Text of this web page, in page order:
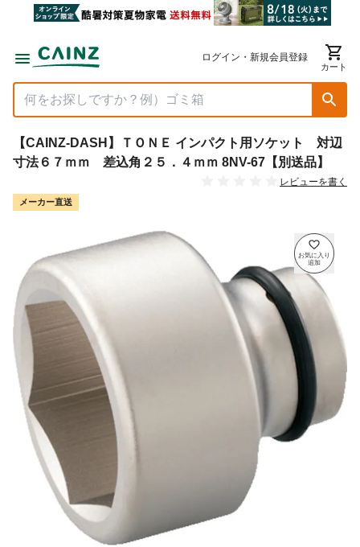
ログイン・新規会員登録
カート
【CAINZ-DASH】ＴＯＮＥ インパクト用ソケット 対辺
寸法６７ｍｍ 差込角２５．４ｍｍ 8NV-67【別送品】
レビューを書く
メーカー直送